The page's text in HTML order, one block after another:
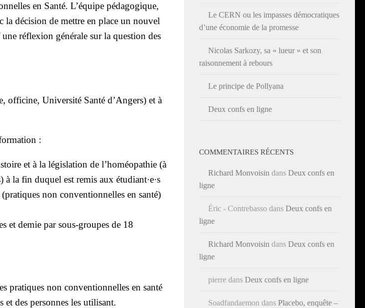
en San­té. L’équipe péda­go­gique,
déci­sion de mettre en place un nou­vel
réflexion géné­rale sur la ques­tion des
offi­cine, Uni­ver­si­té San­té d’Angers) et à
:
et à la légis­la­tion de l’homéopathie (à
la fin duquel est remis aux étudiant·e·s
non conven­tion­nelles en san­té)
et demie par sous-groupes de 18
pra­tiques non conven­tion­nelles en san­té
et des per­sonnes les uti­li­sant.
Le CERN ou les impasses démocratiques
d’une économie de la promesse
Nicolas Sarkozy, sa « lueur » et son
raisonnement à rebours
Le principe de Pollyana
Deux confs en ligne
COMMENTAIRES RÉCENTS
Richard Monvoisin dans Deux confs en
ligne
Éric - Contrebasso dans Deux confs en
ligne
Richard Monvoisin dans Deux confs en
ligne
pierre dans Deux confs en ligne
Soadfandaemon dans Placebo, enquête –